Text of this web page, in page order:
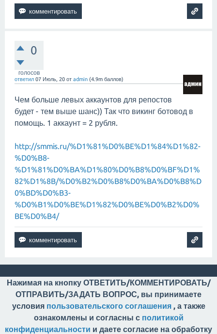
0
голосов
ответил 07 Июль, 20 от admin (4.9m баллов)
Чем больше левых аккаунтов для репостов
будет - тем выше шанс)) Так что викинг ботовод в
помощь. 1 аккаунт = 2 рубля.
http://smmis.ru/%D1%81%D0%BE%D1%84%D1%82-
%D0%B8-
%D1%81%D0%BA%D1%80%D0%B8%D0%BF%D1%
82%D1%8B/%D0%B2%D0%B8%D0%BA%D0%B8%D
0%BD%D0%B3-
%D0%B1%D0%BE%D1%82%D0%BE%D0%B2%D0%
BE%D0%B4/
Нажимая на кнопку ОТВЕТИТЬ/КОММЕНТИРОВАТЬ/
ОТПРАВИТЬ/ЗАДАТЬ ВОПРОС, вы принимаете
условия пользовательского соглашения, а также
ознакомлены и согласны с политикой
конфиденциальности и даете согласие на обработку